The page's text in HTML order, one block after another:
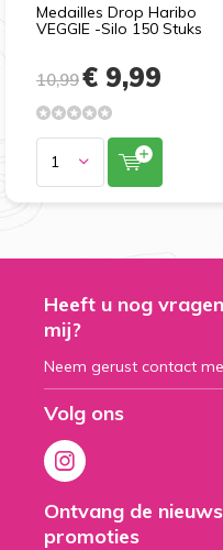
Medailles Drop Haribo
VEGGIE -Silo 150 Stuks
10,99€ 9,99
Heeft u nog
mij?
Neem gerust contact
Volg ons
Ontvang de
promoties